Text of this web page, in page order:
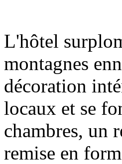
L'hôtel
montagnes
décoration
locaux et se
chambres, un
remise en